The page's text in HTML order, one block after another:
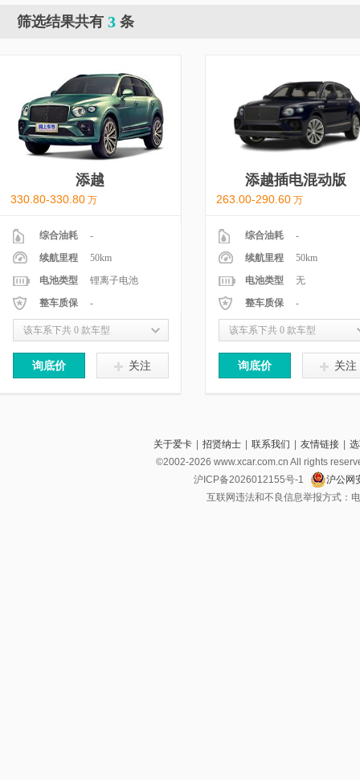
筛选结果共有 3 条
添越
330.80-330.80 万
综合油耗
-
续航里程
50km
电池类型
锂离子电池
整车质保
-
该车系下共 0 款车型
询底价 关注
添越插电混动版
263.00-290.60 万
综合油耗
-
续航里程
50km
电池类型
无
整车质保
-
该车系下共 0 款车型
询底价 关注
关于爱卡 招贤纳士 联系我们 友情链接
©2002-2026 www.xcar.com.cn All rights
沪ICP备2026012155号-1
沪公网
互联网违法和不良信息举报方式：